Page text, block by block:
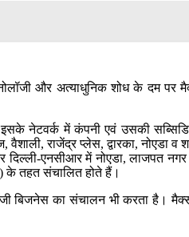
और अत्याधुनिक शोध के दम
में कंपनी एवं उसकी
राजेंद्र प्लेस, द्वारका, नोएडा व
एनसीआर में नोएडा, लाजपत
के तहत संचालित होते हैं।
का संचालन भी करता है।